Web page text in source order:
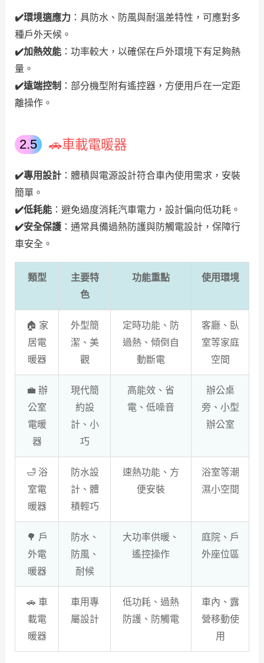
✔️環境適應力：具防水、防風與耐溫差特性，可應對多
種戶外天候。
✔️加熱效能：功率較大，以確保在戶外環境下有足夠熱
量。
✔️遠端控制 ：部分機型附有遙控器，方便用戶在一定距
離操作。
🚗車載電暖器
✔️專用設計：體積與電源設計符合車內使用需求，安裝
簡單。
✔️低耗能：避免過度消耗汽車電力，設計偏向低功耗。
✔️安全保護：通常具備過熱防護與防觸電設計，保障行
車安全。
類型
主要特
色
功能重點 使用環境
🏠 家
居電
暖器
外型簡
潔、美
觀
定時功能、防
過熱、傾倒自
動斷電
客廳、臥
室等家庭
空間
💼 辦
公室
電暖
器
現代簡
約設
計、小
巧
高能效、省
電、低噪音
辦公桌
旁、小型
辦公室
🛁 浴
室電
暖器
防水設
計、體
積輕巧
速熱功能、方
便安裝
浴室等潮
濕小空間
🌳 戶
外電
暖器
防水、
防風、
耐候
大功率供暖、
遙控操作
庭院、戶
外座位區
🚗 車
載電
暖器
車用專
屬設計
低功耗、過熱
防護、防觸電
車內、露
營移動使
用